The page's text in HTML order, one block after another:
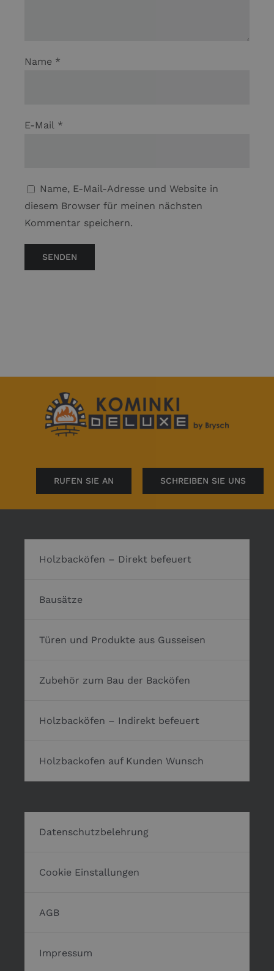
Name *
E-Mail *
Name, E-Mail-Adresse und Website in
diesem Browser für meinen nächsten
Kommentar speichern.
RUFEN SIE AN SCHREIBEN SIE UNS
Holzbacköfen – Direkt befeuert
Bausätze
Türen und Produkte aus Gusseisen
Zubehör zum Bau der Backöfen
Holzbacköfen – Indirekt befeuert
Holzbackofen auf Kunden Wunsch
Datenschutzbelehrung
Cookie Einstallungen
AGB
Impressum